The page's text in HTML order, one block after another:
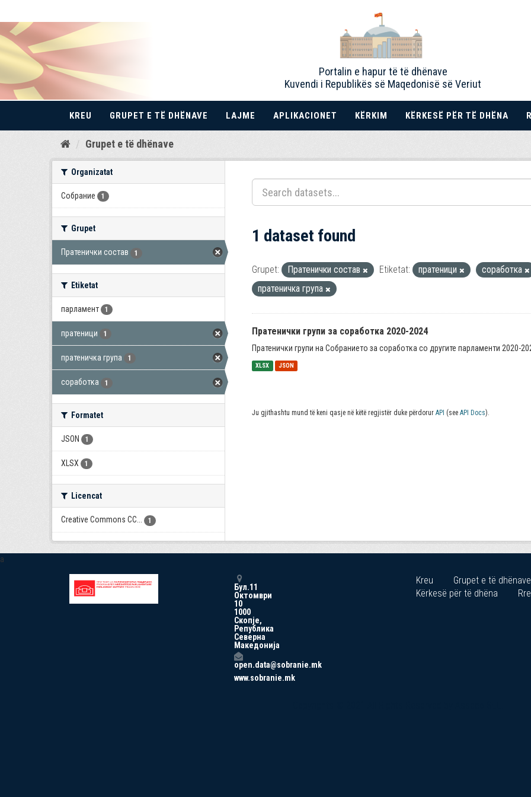
Kalo
Portalin e hapur të të dhënave
Kuvendi i Republikës së Maqedonisë së Veriut
KREU GRUPET E TË DHËNAVE LAJME APLIKACIONET KËRKIM KËRKESË PËR TË DHËNA
Grupet e të dhënave
Organizatat
Собрание 1
Grupet
Пратенички состав 1
Etiketat
парламент 1
пратеници 1
пратеничка група 1
соработка 1
Formatet
JSON 1
XLSX 1
Licencat
Creative Commons CC... 1
1 dataset found
Grupet: Пратенички состав Etiketat: пратеници
соработка
пратеничка група
Пратенички групи за соработка 2020-2024
Пратенички групи на Собранието за соработка со другите парламенти 2020-
XLSX JSON
Ju gjithashtu mund të keni qasje në këtë regjistër duke përdorur API (see API Docs).
a
Бул.11
Октомври
10
1000
Скопје,
Република
Северна
Македонија
open.data@sobranie.mk
www.sobranie.mk
Kreu
Grupet e të dhënave
Kërkesë për të dhëna